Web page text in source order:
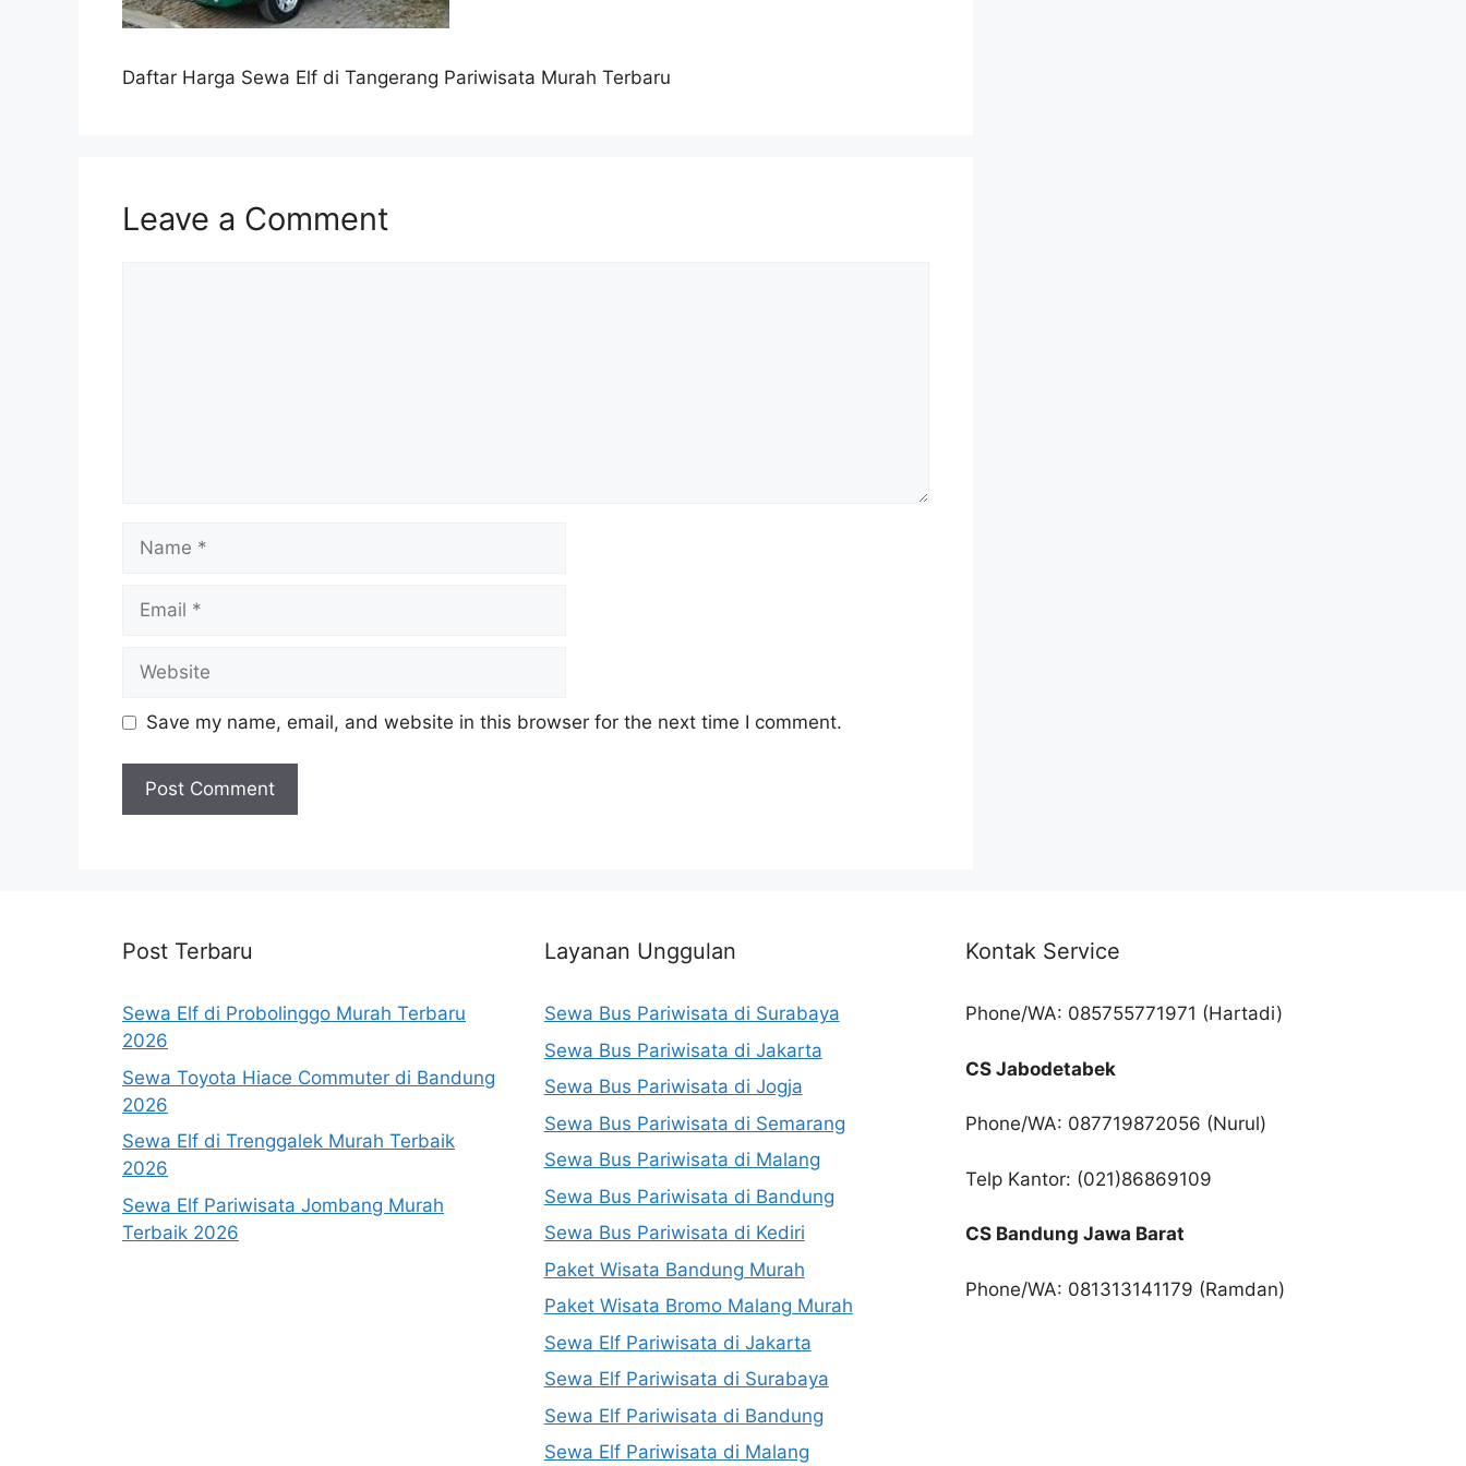
Daftar Harga Sewa Elf di Tangerang Pariwisata Murah Terbaru
Leave a Comment
Save my name, email, and website in this browser for the next time I comment.
Post Terbaru
Sewa Elf di Probolinggo Murah Terbaru
2026
Sewa Toyota Hiace Commuter di Bandung
2026
Sewa Elf di Trenggalek Murah Terbaik
2026
Sewa Elf Pariwisata Jombang Murah
Terbaik 2026
Layanan Unggulan
Sewa Bus Pariwisata di Surabaya
Sewa Bus Pariwisata di Jakarta
Sewa Bus Pariwisata di Jogja
Sewa Bus Pariwisata di Semarang
Sewa Bus Pariwisata di Malang
Sewa Bus Pariwisata di Bandung
Sewa Bus Pariwisata di Kediri
Paket Wisata Bandung Murah
Paket Wisata Bromo Malang Murah
Sewa Elf Pariwisata di Jakarta
Sewa Elf Pariwisata di Surabaya
Sewa Elf Pariwisata di Bandung
Sewa Elf Pariwisata di Malang
Kontak Service
Phone/WA: 085755771971 (Hartadi)
CS Jabodetabek
Phone/WA: 087719872056 (Nurul)
Telp Kantor: (021)86869109
CS Bandung Jawa Barat
Phone/WA: 081313141179 (Ramdan)